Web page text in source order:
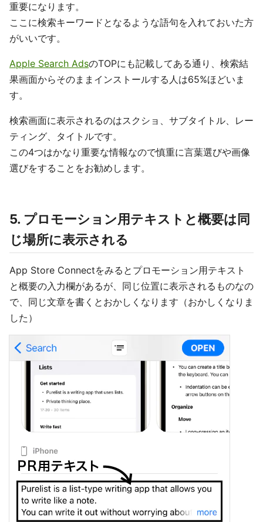
重要になります。
ここに検索キーワードとなるような語句を入れておいた方
がいいです。
Apple Search AdsのTOPにも記載してある通り、検索結
果画面からそのままインストールする人は65%ほどいま
す。
検索画面に表示されるのはスクショ、サブタイトル、レー
ティング、タイトルです。
この4つはかなり重要な情報なので慎重に言葉選びや画像
選びをすることをお勧めします。
5. プロモーション用テキストと概要は同
じ場所に表示される
App Store Connectをみるとプロモーション用テキスト
と概要の入力欄があるが、同じ位置に表示されるものなの
で、同じ文章を書くとおかしくなります（おかしくなりま
した）